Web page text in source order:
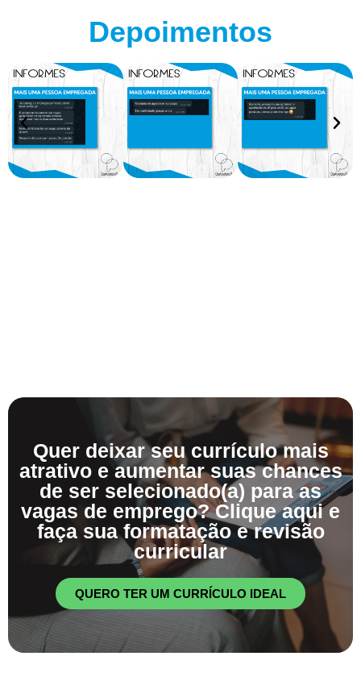
Depoimentos
Quer deixar seu currículo mais
atrativo e aumentar suas chances
de ser selecionado(a) para as
vagas de emprego? Clique aqui e
faça sua formatação e revisão
curricular
QUERO TER UM CURRÍCULO IDEAL